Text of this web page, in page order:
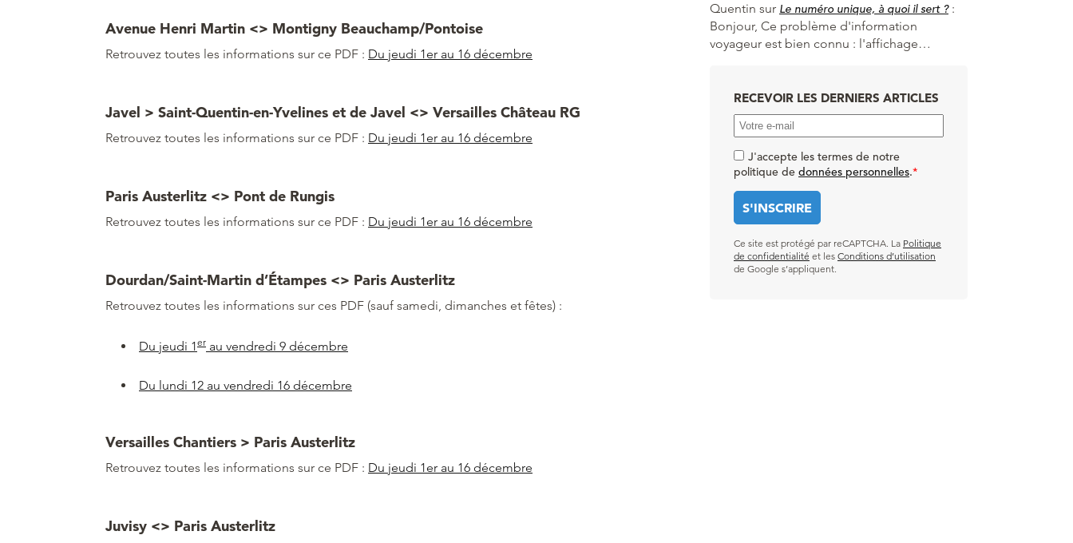
Avenue Henri Martin <> Montigny Beauchamp/Pontoise
Retrouvez toutes les informations sur ce PDF : Du jeudi 1er au 16 décembre
Javel > Saint-Quentin-en-Yvelines et de Javel <> Versailles Château RG
Retrouvez toutes les informations sur ce PDF : Du jeudi 1er au 16 décembre
Paris Austerlitz <> Pont de Rungis
Retrouvez toutes les informations sur ce PDF : Du jeudi 1er au 16 décembre
Dourdan/Saint-Martin d’Étampes <> Paris Austerlitz
Retrouvez toutes les informations sur ces PDF (sauf samedi, dimanches et fêtes) :
Du jeudi 1er au vendredi 9 décembre
Du lundi 12 au vendredi 16 décembre
Versailles Chantiers > Paris Austerlitz
Retrouvez toutes les informations sur ce PDF : Du jeudi 1er au 16 décembre
Juvisy <> Paris Austerlitz
Quentin sur Le numéro unique, à quoi il sert ?:
Bonjour, Ce problème d'information
voyageur est bien connu : l'affichage…
RECEVOIR LES DERNIERS ARTICLES
J'accepte les termes de notre
politique de données personnelles.*
Ce site est protégé par reCAPTCHA. La Politique
de confidentialité et les Conditions d’utilisation
de Google s’appliquent.